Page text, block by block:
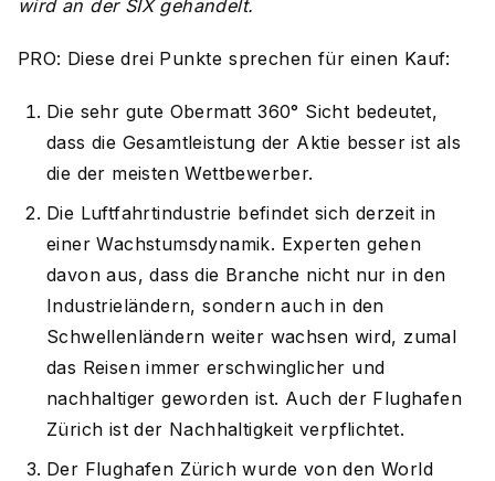
wird an der SIX gehandelt.
PRO: Diese drei Punkte sprechen für einen Kauf:
Die sehr gute Obermatt 360° Sicht bedeutet,
dass die Gesamtleistung der Aktie besser ist als
die der meisten Wettbewerber.
Die Luftfahrtindustrie befindet sich derzeit in
einer Wachstumsdynamik. Experten gehen
davon aus, dass die Branche nicht nur in den
Industrieländern, sondern auch in den
Schwellenländern weiter wachsen wird, zumal
das Reisen immer erschwinglicher und
nachhaltiger geworden ist. Auch der Flughafen
Zürich ist der Nachhaltigkeit verpflichtet.
Der Flughafen Zürich wurde von den World